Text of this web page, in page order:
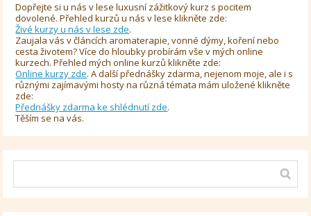
Dopřejte si u nás v lese luxusní zážitkový kurz s pocitem
dovolené. Přehled kurzů u nás v lese klikněte zde:
Živé kurzy u nás v lese zde.
Zaujala vás v článcích aromaterapie, vonné dýmy, koření nebo
cesta životem? Více do hloubky probírám vše v mých online
kurzech. Přehled mých online kurzů klikněte zde:
Online kurzy zde. A další přednášky zdarma, nejenom moje, ale i s
různými zajímavými hosty na různá témata mám uložené klikněte
zde:
Přednášky zdarma ke shlédnutí zde.
Těším se na vás.